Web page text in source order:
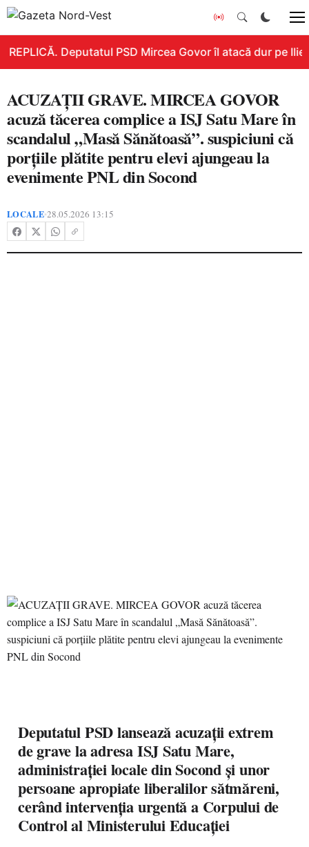
REPLICĂ. Deputatul PSD Mircea Govor îl atacă dur pe
ACUZAȚII GRAVE. MIRCEA GOVOR
acuză tăcerea complice a ISJ Satu Mare în
scandalul „Masă Sănătoasă”. suspiciuni că
porțiile plătite pentru elevi ajungeau la
evenimente PNL din Socond
LOCALE•28.05.2026 13:15
Deputatul PSD lansează acuzații extrem
de grave la adresa ISJ Satu Mare,
administrației locale din Socond și unor
persoane apropiate liberalilor sătmăreni,
cerând intervenția urgentă a Corpului de
Control al Ministerului Educației